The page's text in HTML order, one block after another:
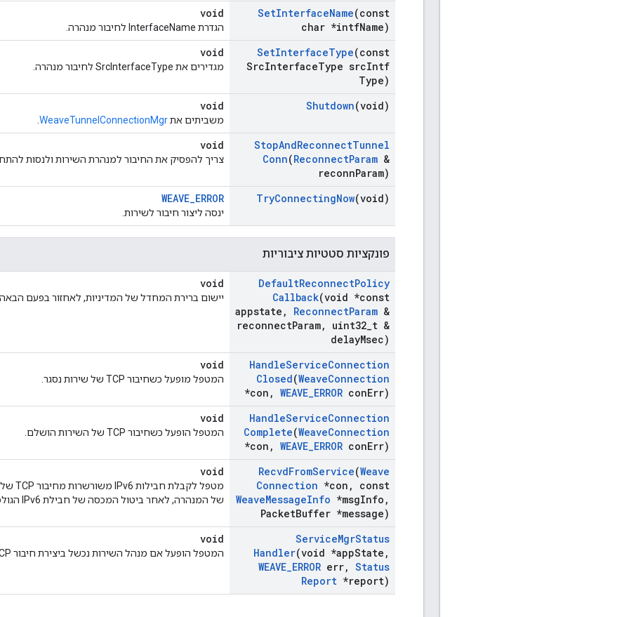
SetInterfaceName(const
char *intfName)
void
הגדרת InterfaceName לחיבור מנהרה.
SetInterfaceType(const
SrcInterfaceType srcIntf
Type)
void
מגדירים את SrcInterfaceType לחיבור מנהרה.
Shutdown(void)
void
משביתים אתWeaveTunnelConnectionMgr
StopAndReconnectTunnel
Conn(ReconnectParam &
reconnParam)
void
צריך להפסיק את החיבור למנהרת השירות ולנסות
TryConnectingNow(void)
WEAVE_ERROR
ינסה ליצור חיבור לשירות.
פונקציות סטטיות ציבוריות
DefaultReconnectPolicy
Callback(void *const
appstate , ReconnectParam &
reconnectParam, uint32 t &
delayMsec)
void
יישום ברירת המחדל של המדיניות, לאחזור בפעם
HandleServiceConnection
Closed(WeaveConnection
*con , WEAVE_ERROR conErr)
void
המטפל מופעל כשחיבור TCP של שירות נסגר.
HandleServiceConnection
Complete(WeaveConnection
*con , WEAVE_ERROR conErr)
void
המטפל הופעל כשחיבור TCP של השירות הושלם.
RecvdFromService(Weave
Connection *con ,
const
WeaveMessageInfo *msgInfo ,
PacketBuffer *message)
void
של המנהרה, לאחר ביטול המכסה של חבילת IPv6 הגולמית מתוך כותרת המנהרה.
ServiceMgrStatus
Handler(void *appState ,
WEAVE_ERROR err, Status
Report *report)
void
המטפל הופעל אם מנהל השירות נכשל ביצירת חיבור TCP לשירות.